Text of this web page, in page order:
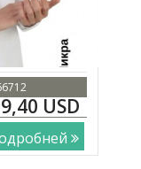
9,40 USD